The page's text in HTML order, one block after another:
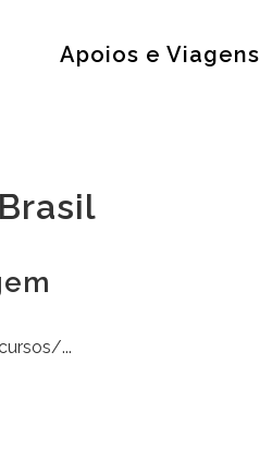
Apoios e Viagens
...